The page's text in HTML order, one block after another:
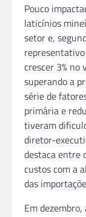
Pouco
laticínios
setor e,
representativo
crescer 3% no
superando a
série de
primária e
tiveram
diretor-
destaca entre
custos com a
das
Em